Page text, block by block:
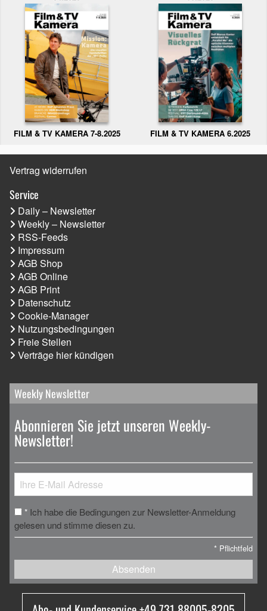
FILM & TV KAMERA 7-8.2025 FILM & TV KAMERA 6.2025
Vertrag widerrufen
Service
Daily – Newsletter
Weekly – Newsletter
RSS-Feeds
Impressum
AGB Shop
AGB Online
AGB Print
Datenschutz
Cookie-Manager
Nutzungsbedingungen
Freie Stellen
Verträge hier kündigen
Weekly Newsletter
Abonnieren Sie jetzt unseren Weekly-
Newsletter!
* Ich habe die Bedingungen zur Newsletter-Anmeldung
gelesen und stimme diesen zu.
* Pflichtfeld
Absenden